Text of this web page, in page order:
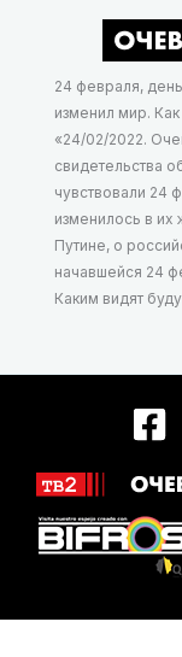
24 февраля,
изменил мир. Как
«24/02/2022.
свидетельства
чувствовали 24
изменилось в их
Путине, о
начавшейся 24
Каким видят